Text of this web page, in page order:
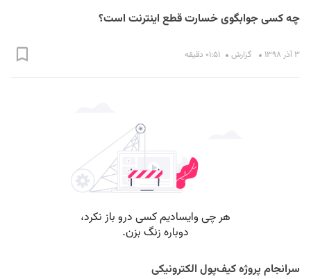
چه کسی جوابگوی خسارت قطع اینترنت است؟
۳ آذر ۱۳۹۸ گزارش ۰۱:۵۱ دقیقه
سرانجام پروژه کیف‌پول الکترونیکی